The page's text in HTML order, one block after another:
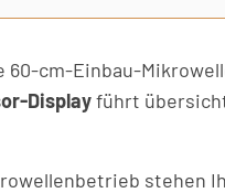
60-cm-Einbau-
Displayführt
stehen